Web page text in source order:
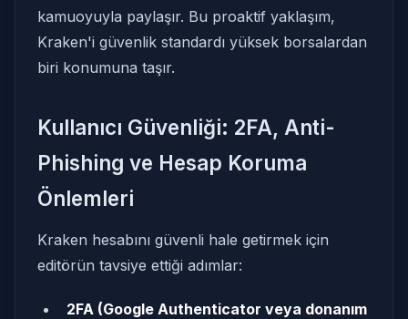
kamuoyuyla paylaşır. Bu proaktif yaklaşım,
Kraken'i güvenlik standardı yüksek borsalardan
biri konumuna taşır.
Kullanıcı Güvenliği: 2FA, Anti-
Phishing ve Hesap Koruma
Önlemleri
Kraken hesabını güvenli hale getirmek için
editörün tavsiye ettiği adımlar:
2FA (Google Authenticator veya donanım